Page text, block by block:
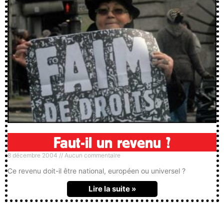
Faut-il un revenu ?
8 décembre 2004 Aucun commentaire
Ce revenu doit-il être national, européen ou universel ?
Lire la suite »